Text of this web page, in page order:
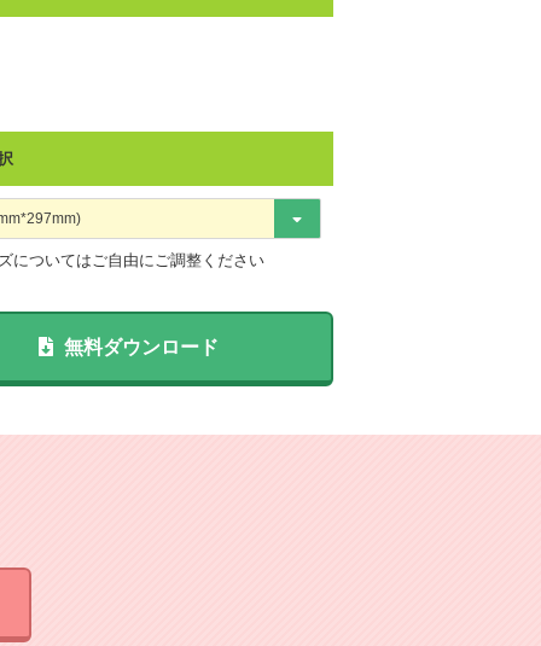
についてはご自由にご調整ください
無料ダウンロード